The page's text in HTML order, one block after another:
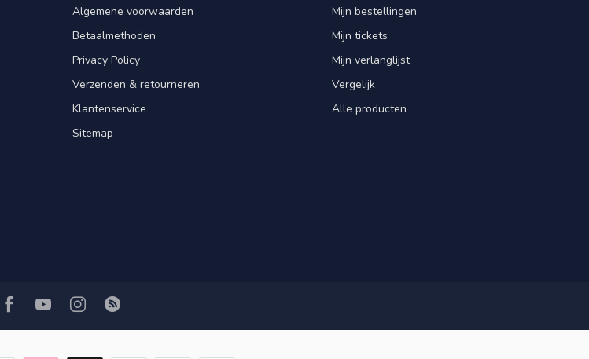
Algemene voorwaarden
Betaalmethoden
Privacy Policy
Verzenden & retourneren
Klantenservice
Sitemap
Mijn bestellingen
Mijn tickets
Mijn verlanglijst
Vergelijk
Alle producten